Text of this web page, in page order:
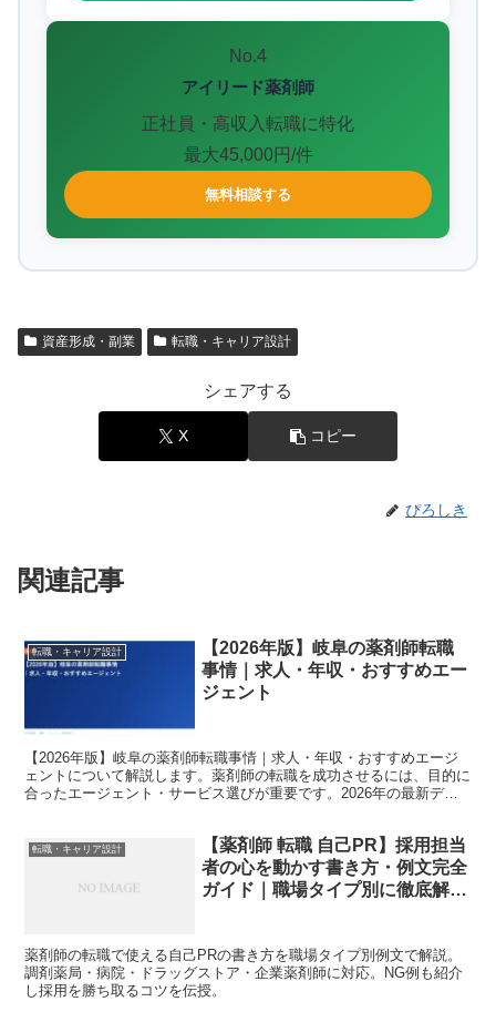
No.4
アイリード薬剤師
正社員・高収入転職に特化
最大45,000円/件
無料相談する
資産形成・副業 転職・キャリア設計
シェアする
X コピー
ぴろしき
関連記事
転職・キャリア設計
【2026年版】岐阜の薬剤師転職
事情｜求人・年収・おすすめエー
ジェント
【2026年版】岐阜の薬剤師転職事情｜求人・年収・おすすめエージ
ェントについて解説します。薬剤師の転職を成功させるには、目的に
合ったエージェント・サービス選びが重要です。2026年の最新デー
転職・キャリア設計
【薬剤師 転職 自己PR】採用担当
者の心を動かす書き方・例文完全
ガイド｜職場タイプ別に徹底解説
薬剤師の転職で使える自己PRの書き方を職場タイプ別例文で解説。
調剤薬局・病院・ドラッグストア・企業薬剤師に対応。NG例も紹介
し採用を勝ち取るコツを伝授。